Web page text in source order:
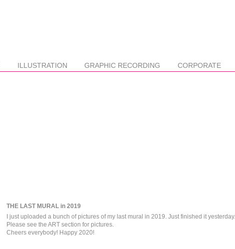
ILLUSTRATION GRAPHIC RECORDING CORPORATE
THE LAST MURAL in 2019
I just uploaded a bunch of pictures of my last mural in 2019. Just finished it yesterday.
Please see the ART section for pictures.
Cheers everybody! Happy 2020!